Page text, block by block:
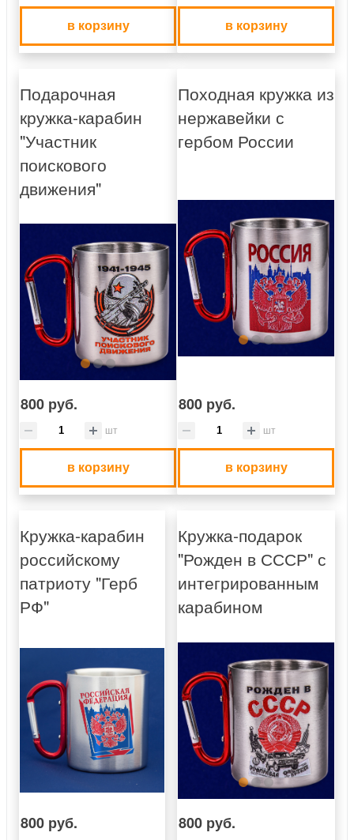
в корзину в корзину
Подарочная
кружка-карабин
"Участник
поискового
движения"
800 руб.
шт
в корзину
Походная кружка из
нержавейки с
гербом России
800 руб.
шт
в корзину
Кружка-карабин
российскому
патриоту "Герб
РФ"
800 руб.
Кружка-подарок
"Рожден в СССР" с
интегрированным
карабином
800 руб.